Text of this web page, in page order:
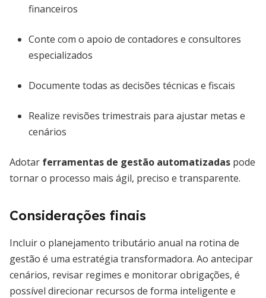
financeiros
Conte com o apoio de contadores e consultores
especializados
Documente todas as decisões técnicas e fiscais
Realize revisões trimestrais para ajustar metas e
cenários
Adotar ferramentas de gestão automatizadas pode
tornar o processo mais ágil, preciso e transparente.
Considerações finais
Incluir o planejamento tributário anual na rotina de
gestão é uma estratégia transformadora. Ao antecipar
cenários, revisar regimes e monitorar obrigações, é
possível direcionar recursos de forma inteligente e